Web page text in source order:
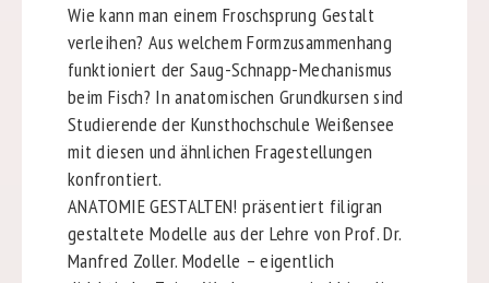
Wie kann man einem Froschsprung Gestalt
verleihen? Aus welchem Formzusammenhang
funktioniert der Saug-Schnapp-Mechanismus
beim Fisch? In anatomischen Grundkursen sind
Studierende der Kunsthochschule Weißensee
mit diesen und ähnlichen Fragestellungen
konfrontiert.
ANATOMIE GESTALTEN! präsentiert filigran
gestaltete Modelle aus der Lehre von Prof. Dr.
Manfred Zoller. Modelle – eigentlich